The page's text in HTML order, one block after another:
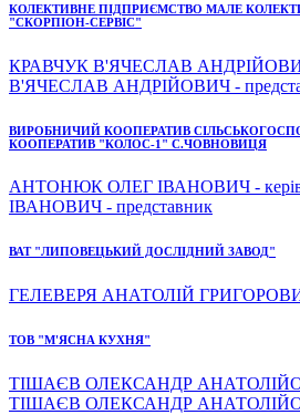
КОЛЕКТИВНЕ ПІДПРИЄМСТВО МАЛЕ
"СКОРПІОН-СЕРВІС"
КРАВЧУК В'ЯЧЕСЛАВ
В'ЯЧЕСЛАВ АНДРІЙОВИЧ -
ВИРОБНИЧИЙ КООПЕРАТИВ
КООПЕРАТИВ "КОЛОС-1" С.ЧОВНОВИЦЯ
АНТОНЮК ОЛЕГ ІВАНОВИЧ -
ІВАНОВИЧ - представник
ВАТ "ЛИПОВЕЦЬКИЙ ДОСЛІДНИЙ ЗАВОД"
ГЕЛЕВЕРЯ АНАТОЛІЙ
ТОВ "М'ЯСНА КУХНЯ"
ТІШАЄВ ОЛЕКСАНДР
ТІШАЄВ ОЛЕКСАНДР